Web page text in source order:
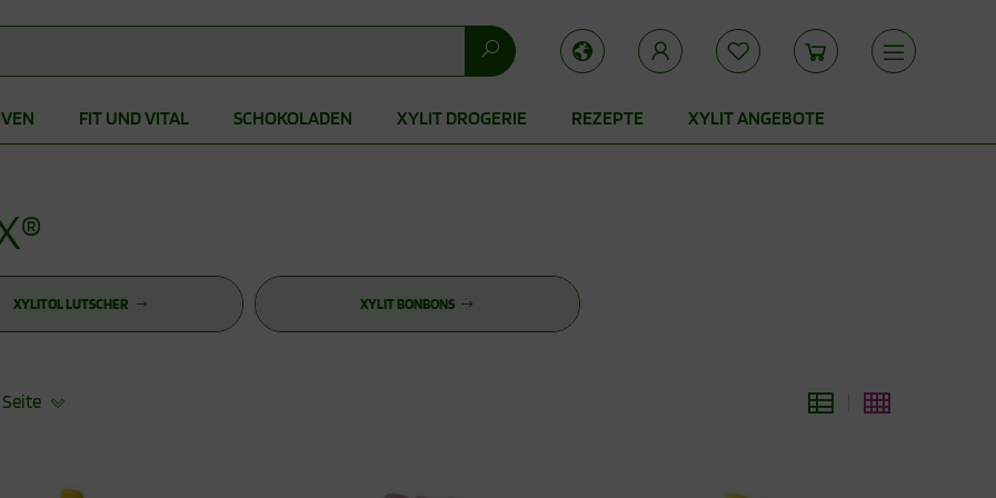
FIT UND VITAL SCHOKOLADEN XYLIT DROGERIE REZEPTE XYLIT ANGEBOTE
XYLITOL LUTSCHER XYLIT BONBONS